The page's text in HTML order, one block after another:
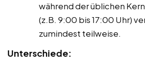
während der üblichen
(z.B. 9:00 bis 17:00 Uhr)
zumindest teilweise.
Unterschiede: